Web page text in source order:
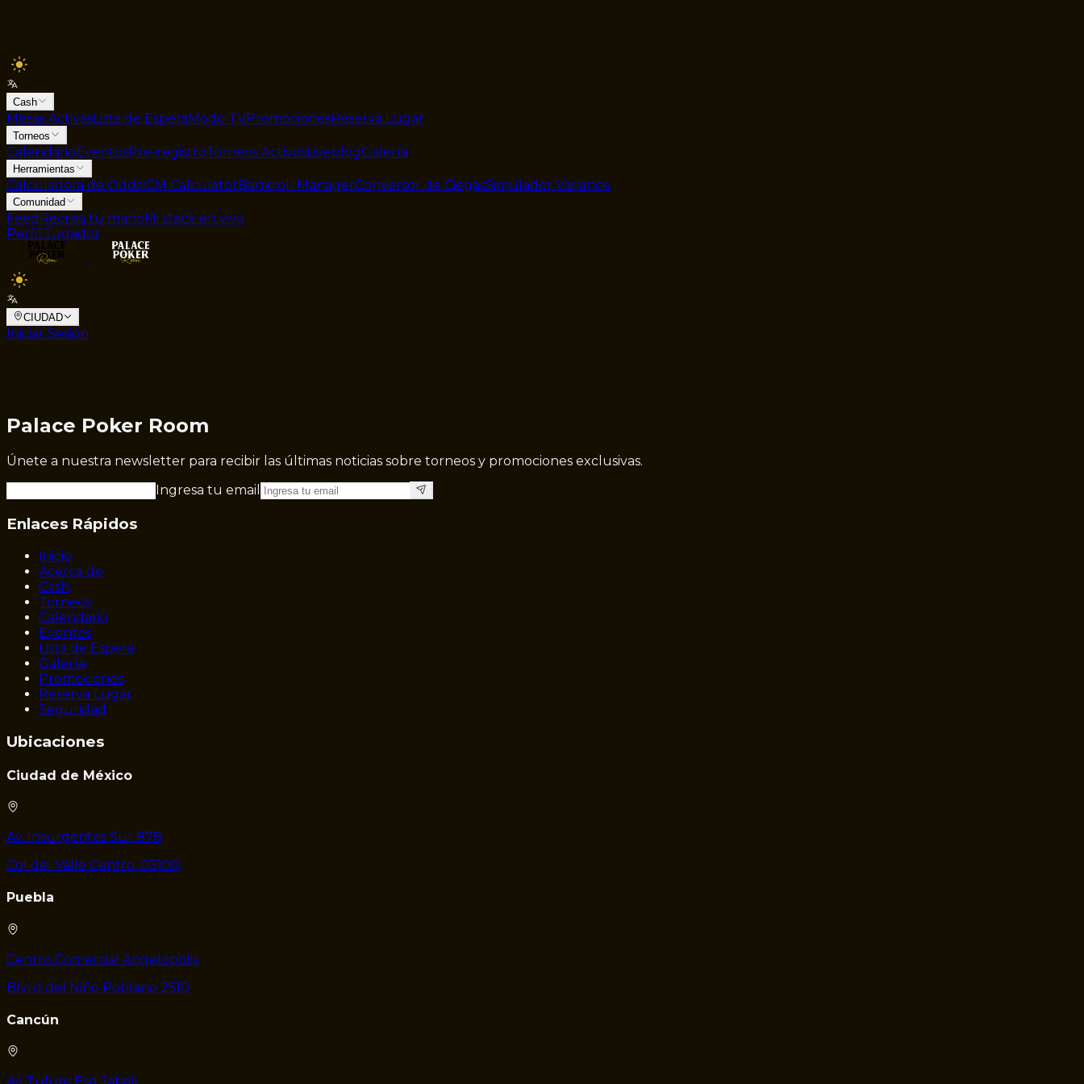
Cash
Mesas ActivasLista de Espera Modo TVPromocionesReserva Lugar
Torneos
CalendarioEventosPre-registroTorneos ActivosLiveblogGalería
Herramientas
Calculadora de OddsICM CalculatorBankroll ManagerConversor de CiegasSimulador Variance
Comunidad
Feed Recrea tu mano Mi stack en vivo
Perfil Jugador
CIUDAD
Iniciar Sesión
Palace Poker Room
Únete a nuestra newsletter para recibir las últimas noticias sobre torneos y promociones exclusivas.
Ingresa tu email
Enlaces Rápidos
Inicio
Acerca de
Cash
Torneos
Calendario
Eventos
Lista de Espera
Galería
Promociones
Reserva Lugar
Seguridad
Ubicaciones
Ciudad de México
Av. Insurgentes Sur 878
Col del Valle Centro, 03100
Puebla
Centro Comercial Angelópolis
Blvrd del Niño Poblano 2510
Cancún